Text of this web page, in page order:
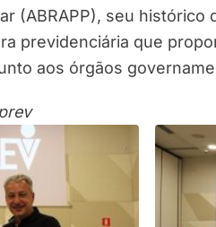
(ABRAPP), seu histórico
previdenciária que
aos órgãos